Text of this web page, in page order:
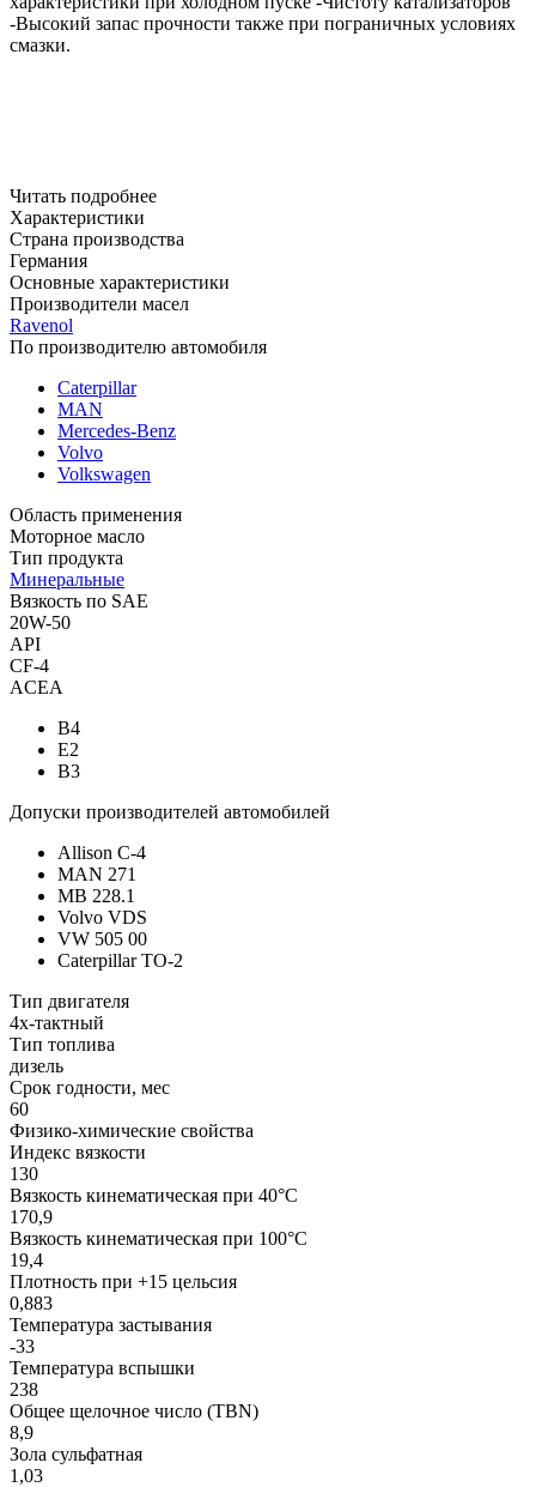
-Высокий запас прочности также при пограничных условиях
смазки.
Читать подробнее
Характеристики
Страна производства
Германия
Основные характеристики
Производители масел
Ravenol
По производителю автомобиля
Caterpillar
MAN
Mercedes-Benz
Volvo
Volkswagen
Область применения
Моторное масло
Тип продукта
Минеральные
Вязкость по SAE
20W-50
API
CF-4
ACEA
B4
E2
B3
Допуски производителей автомобилей
Allison C-4
MAN 271
MB 228.1
Volvo VDS
VW 505 00
Caterpillar TO-2
Тип двигателя
4х-тактный
Тип топлива
дизель
Срок годности, мес
60
Физико-химические свойства
Индекс вязкости
130
Вязкость кинематическая при 40°С
170,9
Вязкость кинематическая при 100°С
19,4
Плотность при +15 цельсия
0,883
Температура застывания
-33
Температура вспышки
238
Общее щелочное число (TBN)
8,9
Зола сульфатная
1,03